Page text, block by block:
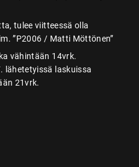
tulee viitteessä olla
”P2006 / Matti Möttönen”
vähintään 14vrk.
lähetetyissä laskuissa
21vrk.